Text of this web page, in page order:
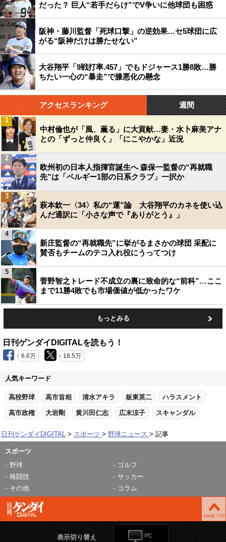
だった？ 巨人“若手だらけ”でV争いに他球団も困惑
阪神・藤川監督「死球口撃」の逆効果…セ5球団に広
がる“阪神だけは勝たせない”
大谷翔平「9戦打率.457」でもドジャース1勝8敗…勝
ちたい一心の“暴走”で膝悪化の懸念
アクセスランキング 週間
中村倫也が「風、薫る」に大貢献…妻・水卜麻美アナ
との「ずっと仲良く」「にこやかな」近況
1
欧州初の日本人指揮官誕生へ 森保一監督の“再就職
先”は「ベルギー1部の日系クラブ」一択か
2
萩本欽一〈34〉私の“運”論 大谷翔平のカネを使い込
んだ通訳に「小さな声で『ありがとう』」
3
新庄監督の“再就職先”に挙がるまさかの球団 采配に
賛否もチームのテコ入れ役にうってつけ
4
菅野智之トレード不成立の裏に致命的な“前科”…ここ
まで11勝4敗でも市場価値が低かったワケ
5
もっとみる
日刊ゲンダイDIGITALを読もう！
6.6万 18.5万
人気キーワード
高校野球 高市首相 清水アキラ 板東英二 ハラスメント
高市政権 大岩剛 黄川田仁志 広末涼子 スキャンダル
日刊ゲンダイDIGITAL スポーツ 野球ニュース 記事
スポーツ
野球
ゴルフ
格闘技
サッカー
その他
コラム
表示切り替え